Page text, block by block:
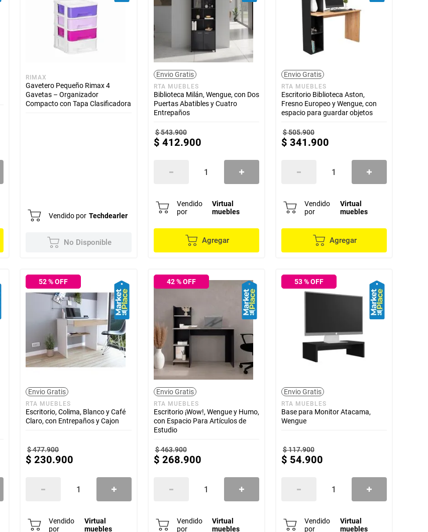
RIMAX
Gavetero Pequeño Rimax 4
Gavetas – Organizador
Compacto con Tapa Clasificadora
Vendido por Techdearler
No Disponible
Envio Gratis
RTA MUEBLES
Biblioteca Milán, Wengue, con Dos
Puertas Abatibles y Cuatro
Entrepaños
$543.900
$ 412.900
Vendido
por
Virtual
muebles
Agregar
Envio Gratis
RTA MUEBLES
Escritorio Biblioteca Aston,
Fresno Europeo y Wengue, con
espacio para guardar objetos
$505.900
$ 341.900
Vendido
por
Virtual
muebles
Agregar
Envio Gratis
52% OFF
RTA MUEBLES
Escritorio, Colima, Blanco y Café
Claro, con Entrepaños y Cajon
$477.900
$ 230.900
Vendido
por
Virtual
muebles
Envio Gratis
42% OFF
RTA MUEBLES
Escritorio ¡Wow!, Wengue y Humo,
con Espacio Para Artículos de
Estudio
$463.900
$ 268.900
Vendido
por
Virtual
muebles
Envio Gratis
53% OFF
RTA MUEBLES
Base para Monitor Atacama,
Wengue
$117.900
$ 54.900
Vendido
por
Virtual
muebles